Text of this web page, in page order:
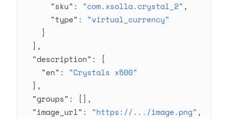
      "sku"
: "com.xsolla.crystal_2" ,
      "type"
: "virtual_currency"
    }
  ],
  "description"
: {
    "en"
: "Crystals x500"
  },
  "groups"
: [],
  "image_url"
: "https://.../image.png" ,